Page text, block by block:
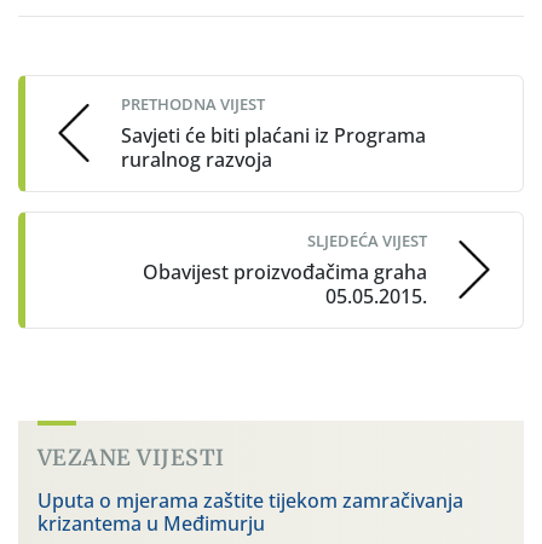
navigation
PRETHODNA VIJEST
Savjeti će biti plaćani iz Programa
ruralnog razvoja
SLJEDEĆA VIJEST
Obavijest proizvođačima graha
05.05.2015.
VEZANE VIJESTI
Uputa o mjerama zaštite tijekom zamračivanja
krizantema u Međimurju